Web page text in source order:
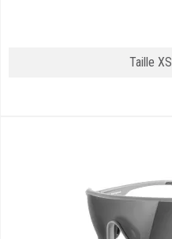
Taille XS